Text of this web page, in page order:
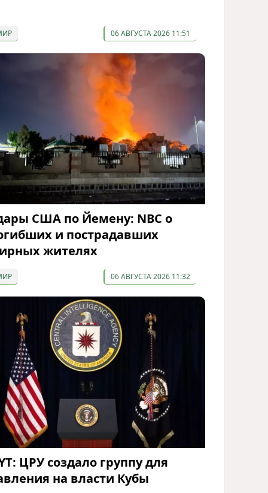
06 АВГУСТА 2026 11:51
США по Йемену: NBC о
и пострадавших
жителях
06 АВГУСТА 2026 11:32
ЦРУ создало группу для
на власти Кубы